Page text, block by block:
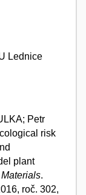
Lednice
Petr
risk
plant
.
roč. 302,